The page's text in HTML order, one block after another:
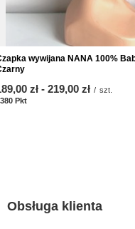
wywijana NANA 100%
zł - bis
219,00 zł / szt.
Pkt
Obsługa klienta